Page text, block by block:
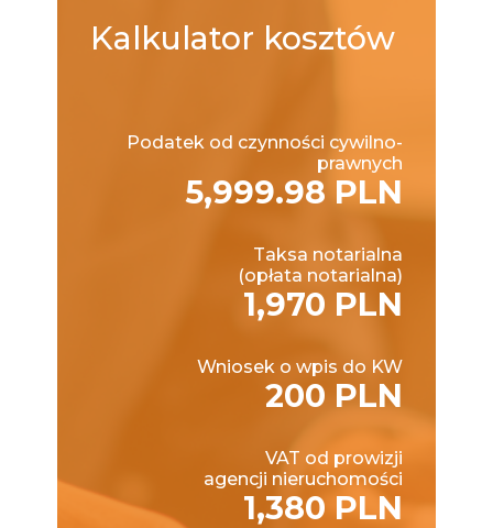
Kalkulator kosztów
Podatek od czynności cywilno-
prawnych
5,999.98 PLN
Taksa notarialna
(opłata notarialna)
1,970 PLN
Wniosek o wpis do KW
200 PLN
VAT od prowizji
agencji nieruchomości
1,380 PLN